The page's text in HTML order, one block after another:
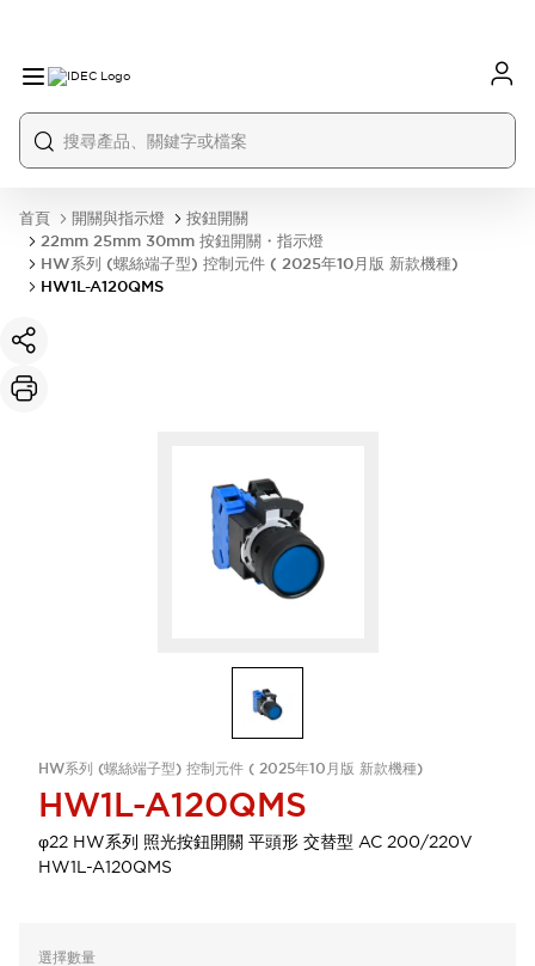
首頁 開關與指示燈
按鈕開關
22mm 25mm 30mm 按鈕開關・指示燈
HW系列 (螺絲端子型) 控制元件 ( 2025年10月版 新款機種)
HW1L-A120QMS
HW系列 (螺絲端子型) 控制元件 ( 2025年10月版 新款機種)
HW1L-A120QMS
φ22 HW系列 照光按鈕開關 平頭形 交替型 AC 200/220V
HW1L-A120QMS
選擇數量